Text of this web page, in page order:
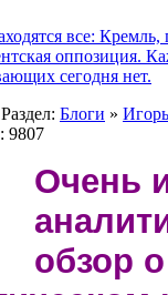
все:
оппозиция.
сегодня нет.
Блоги »
9807
Очень
обзор о